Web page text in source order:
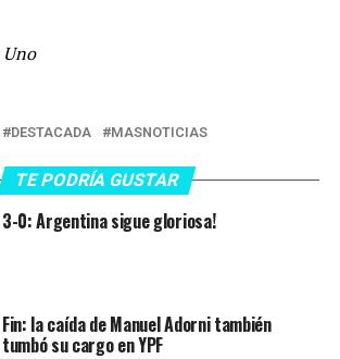
DESTACADA MASNOTICIAS
TE PODRÍA GUSTAR
3-0: Argentina sigue gloriosa!
Fin: la caída de Manuel Adorni también
tumbó su cargo en YPF